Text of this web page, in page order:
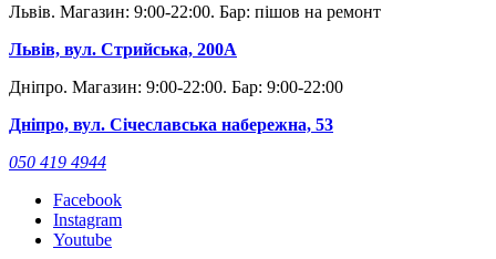
Львів. Магазин: 9:00-22:00. Бар: пішов на ремонт
Львів, вул. Стрийська, 200А
Дніпро. Магазин: 9:00-22:00. Бар: 9:00-22:00
Дніпро, вул. Січеславська набережна, 53
050 419 4944
Facebook
Instagram
Youtube